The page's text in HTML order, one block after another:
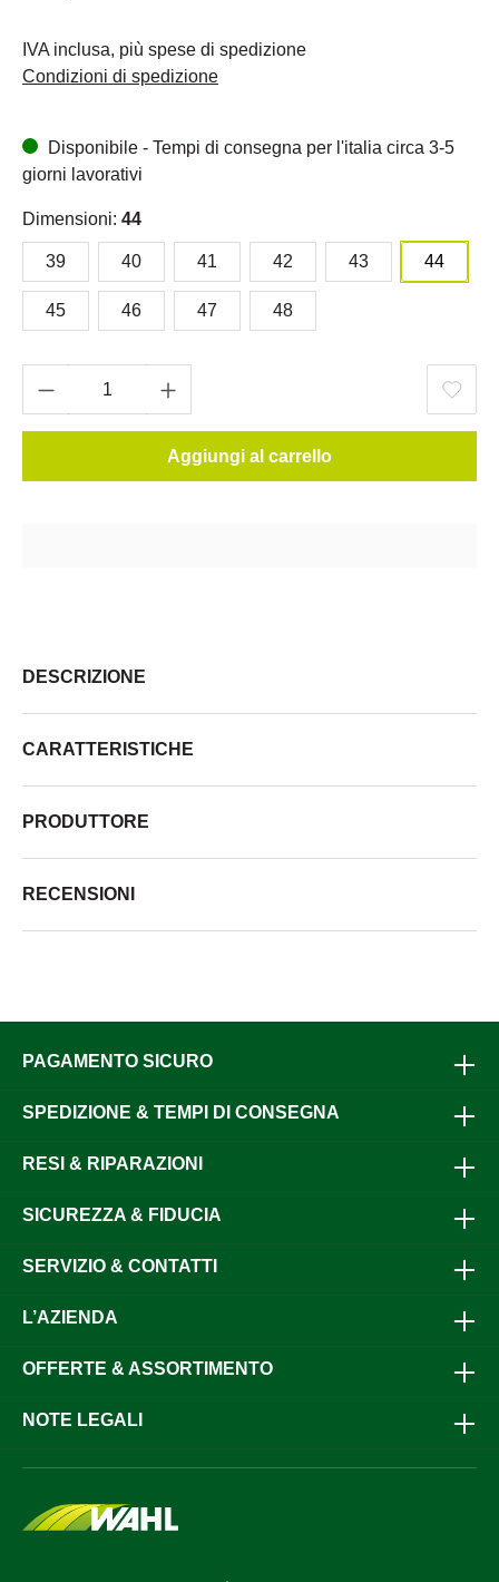
IVA inclusa, più spese di spedizione
Condizioni di spedizione
Disponibile - Tempi di consegna per l'italia circa 3-5
giorni lavorativi
Dimensioni: 44
39 40 41 42 43 44
45 46 47 48
Aggiungi al carrello
DESCRIZIONE
CARATTERISTICHE
PRODUTTORE
RECENSIONI
PAGAMENTO SICURO
SPEDIZIONE & TEMPI DI CONSEGNA
RESI & RIPARAZIONI
SICUREZZA & FIDUCIA
SERVIZIO & CONTATTI
L’AZIENDA
OFFERTE & ASSORTIMENTO
NOTE LEGALI